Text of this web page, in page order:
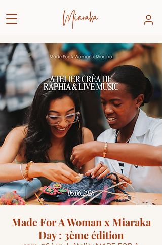
Made For A Woman x Miaraka
Day : 3ème édition